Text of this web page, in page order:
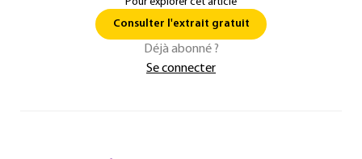
Consulter l'extrait gratuit
Déjà abonné ?
Se connecter